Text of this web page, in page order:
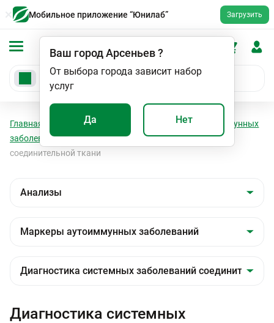
Мобильное приложение “Юнилаб” Загрузить
Ваш городАрсеньев?
От выбора города зависит набор
услуг
Да Нет
Главная Анализы
Маркеры аутоиммунных
заболеваний
Диагностика системных заболеваний
соединительной ткани
Диагностика системных